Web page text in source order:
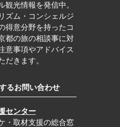
観光情報を発信中。
ズム・コンシェルジ
得意分野を持ったコ
都の旅の相談事に対
意事項やアドバイス
だきます。
るお問い合わせ
センター
・取材支援の総合窓